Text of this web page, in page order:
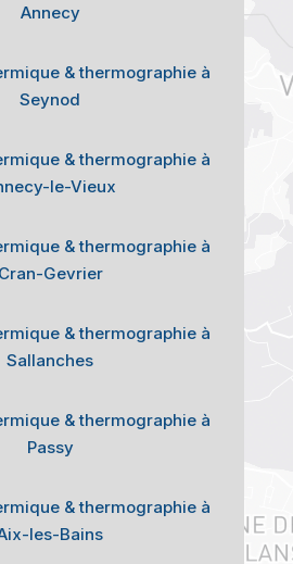
Annecy
& thermographie à
Seynod
& thermographie à
le-Vieux
& thermographie à
Cran-Gevrier
& thermographie à
Sallanches
& thermographie à
Passy
& thermographie à
les-Bains